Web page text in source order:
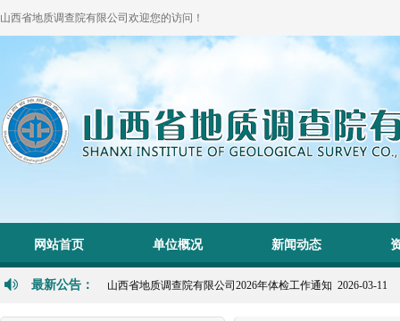
山西省地质调查院有限公司欢迎您的访问！
2
网站首页 单位概况 新闻动态
最新公告： 山西省地质调查院有限公司2026年体检工作通知 2026-03-11